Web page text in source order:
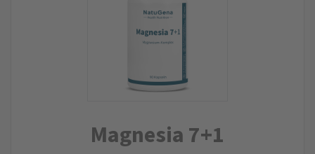
Magnesia 7+1